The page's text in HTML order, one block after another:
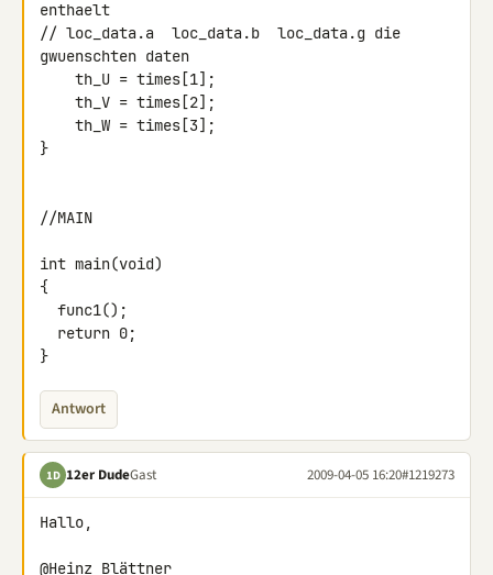
enthaelt
// loc_data.a  loc_data.b  loc_data.g die
gwuenschten daten
}
//MAIN
int main(void)
{
}
Antwort
1D 12er DudeGast 2009-04-05 16:20#1219273
Hallo,